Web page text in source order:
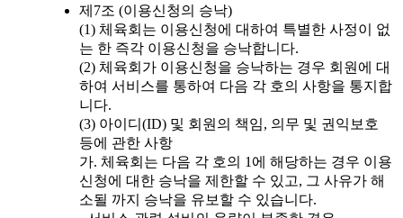
제7조 (이용신청의 승낙)
(1) 체육회는 이용신청에 대하여 특별한 사정이 없
는 한 즉각 이용신청을 승낙합니다.
(2) 체육회가 이용신청을 승낙하는 경우 회원에 대
하여 서비스를 통하여 다음 각 호의 사항을 통지합
니다.
(3) 아이디(ID) 및 회원의 책임, 의무 및 권익보호
등에 관한 사항
가. 체육회는 다음 각 호의 1에 해당하는 경우 이용
신청에 대한 승낙을 제한할 수 있고, 그 사유가 해
소될 까지 승낙을 유보할 수 있습니다.